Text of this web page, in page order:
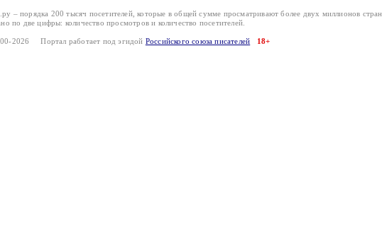
– порядка 200 тысяч посетителей, которые в общей сумме просматривают более двух миллионов
по две цифры: количество просмотров и количество посетителей.
2026 Портал работает под эгидой Российского союза писателей 18+